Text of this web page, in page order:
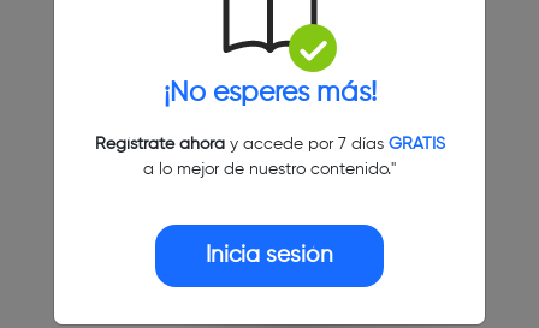
¡No esperes más!
Regístrate ahoray accede por 7 días GRATIS
a lo mejor de nuestro contenido."
Inicia sesión